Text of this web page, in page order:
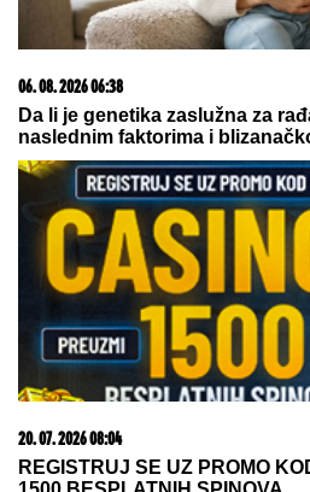
NAJTEŽE TEK DOLAZI?
meteorologa
"ASMIN ŠALJE
DA IZGUBI
ulasku u Elitu
tužbama:
idem u
Imala je samo
TRUDNA DOK
Muža više
NJENA
žilama